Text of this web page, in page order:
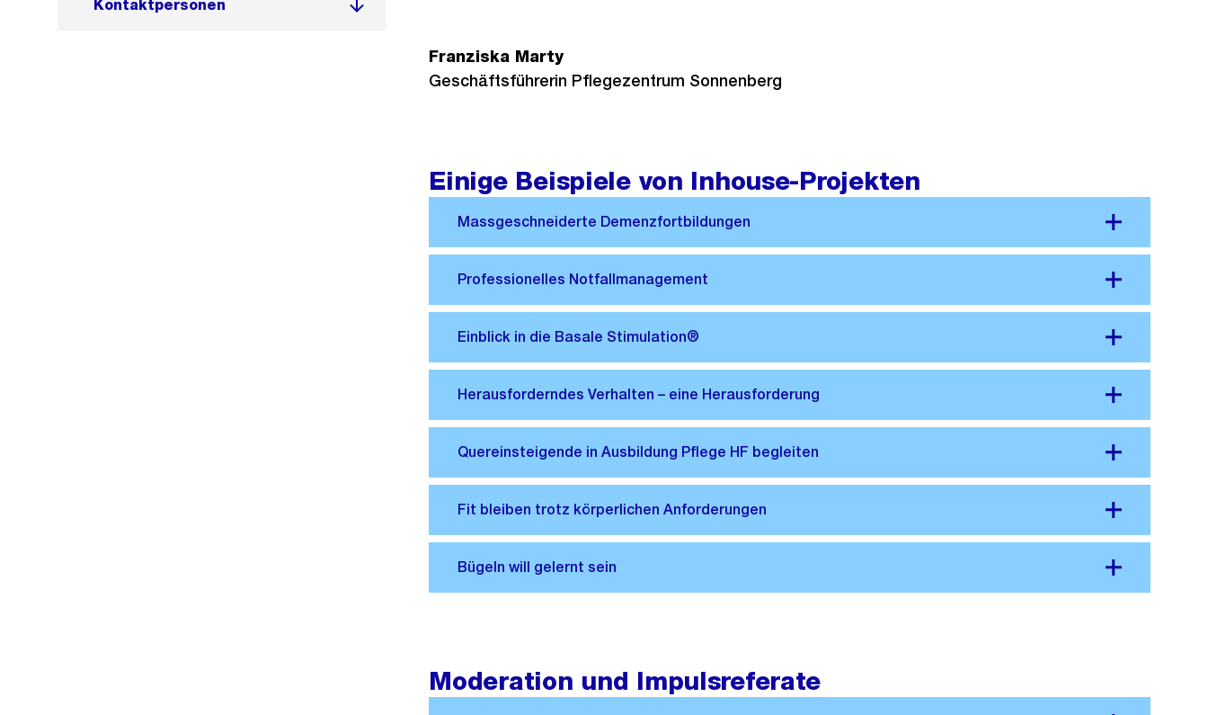
Kontaktpersonen
Franziska Marty
Geschäftsführerin Pflegezentrum Sonnenberg
Einige Beispiele von Inhouse-Projekten
Moderation und Impulsreferate